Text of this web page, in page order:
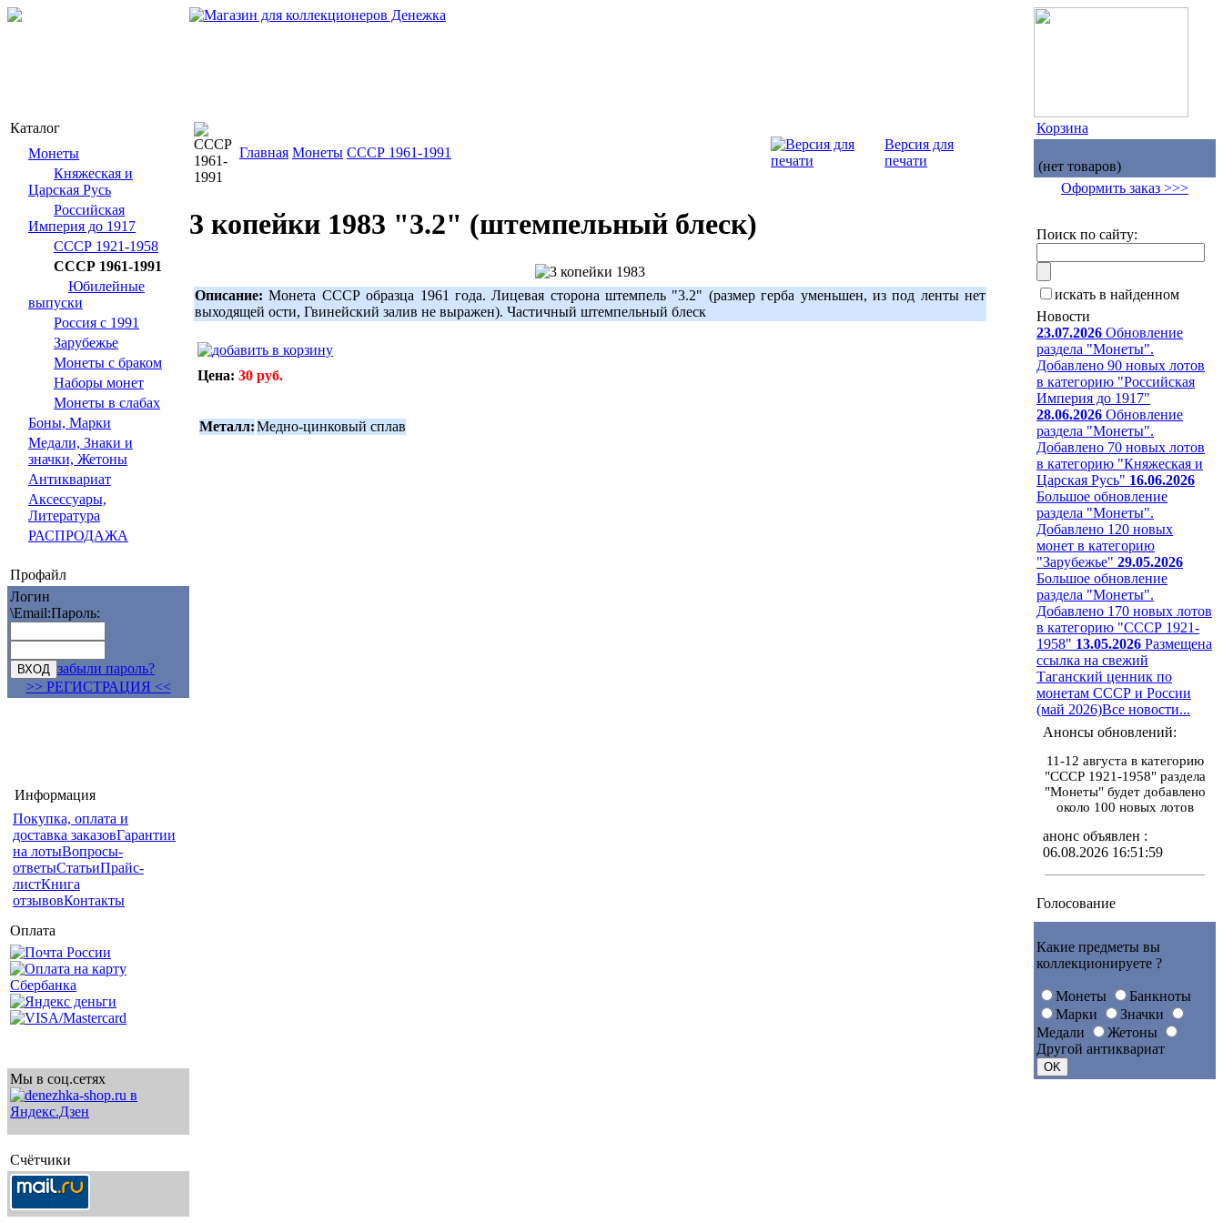
Каталог
Монеты
Княжеская и
Царская Русь
Российская
Империя до 1917
СССР 1921-1958
СССР 1961-1991
Юбилейные
выпуски
Россия с 1991
Зарубежье
Монеты с браком
Наборы монет
Монеты в слабах
Боны, Марки
Медали, Знаки и
значки, Жетоны
Антиквариат
Аксессуары,
Литература
РАСПРОДАЖА
Профайл
Логин
\Email:Пароль:
забыли пароль?
>> РЕГИСТРАЦИЯ <<
Информация
Покупка, оплата и
доставка заказовГарантии
на лотыВопросы-
ответыСтатьиПрайс-
листКнига
отзывовКонтакты
Оплата
Мы в соц.сетях
Счётчики
Главная Монеты СССР 1961-1991
Версия для
печати
3 копейки 1983 "3.2" (штемпельный блеск)
Описание: Монета СССР образца 1961 года. Лицевая сторона штемпель "3.2" (размер герба уменьшен, из под ленты нет
выходящей ости, Гвинейский залив не выражен). Частичный штемпельный блеск
Цена: 30 руб.
Металл:Медно-цинковый сплав
Корзина
(нет товаров)
Оформить заказ >>>
Поиск по сайту:
искать в найденном
Новости
23.07.2026 Обновление
раздела "Монеты".
Добавлено 90 новых лотов
в категорию "Российская
Империя до 1917"
28.06.2026 Обновление
раздела "Монеты".
Добавлено 70 новых лотов
в категорию "Княжеская и
Царская Русь" 16.06.2026
Большое обновление
раздела "Монеты".
Добавлено 120 новых
монет в категорию
"Зарубежье" 29.05.2026
Большое обновление
раздела "Монеты".
Добавлено 170 новых лотов
в категорию "СССР 1921-
1958" 13.05.2026 Размещена
ссылка на свежий
Таганский ценник по
монетам СССР и России
(май 2026)Все новости...
Анонсы обновлений:
11-12 августа в категорию
"СССР 1921-1958" раздела
"Монеты" будет добавлено
около 100 новых лотов
анонс объявлен :
06.08.2026 16:51:59
Голосование
Какие предметы вы
коллекционируете ?
Монеты
Банкноты
Марки
Значки
Медали
Жетоны
Другой антиквариат